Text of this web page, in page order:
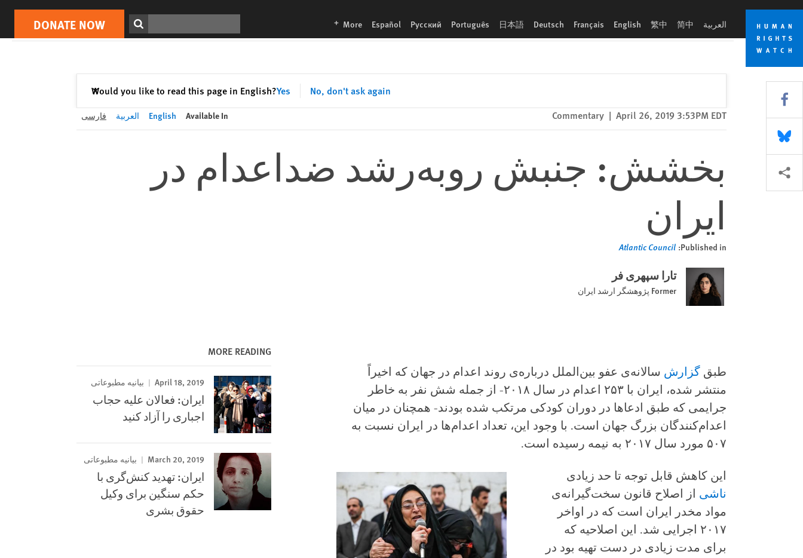
Skip
cookie
privacy
notice
Skip
main
content
العربية 简中
繁中
English
Français
Deutsch
日本語
Português
Русский
Español
More
languages
DONATE NOW
Would you like to read this page in English?Yes No, don't ask again
✕Close
Print
DONATE NOW
April 26, 2019 3:53PM EDT
|
Commentary
Available In
English العربية فارسی
بخشش: جنبش روبه‌رشد ضداعدام در
ایران
Published in:
Atlantic Council
تارا سپهری فر
Former پژوهشگر ارشد ایران
طبق گزارش سالانه‌ی عفو بین‌الملل درباره‌ی روند اعدام در جهان که اخیراً
منتشر شده، ایران با ۲۵۳ اعدام در سال ۲۰۱۸- از جمله شش نفر به خاطر
جرایمی که طبق ادعاها در دوران کودکی مرتکب شده بودند- همچنان در میان
اعدام‌کنندگان بزرگ جهان است. با وجود این، تعداد اعدام‌ها در ایران نسبت به
۵۰۷ مورد سال ۲۰۱۷ به نیمه رسیده است.
این کاهش قابل توجه تا حد زیادی
ناشی از اصلاح قانون سخت‌گیرانه‌ی
مواد مخدر ایران است که در اواخر
۲۰۱۷ اجرایی شد. این اصلاحیه که
برای مدت زیادی در دست تهیه بود در
MORE READING
April 18, 2019 بیانیه مطبوعاتی
ایران: فعالان علیه حجاب
اجباری را آزاد کنید
March 20, 2019 بیانیه مطبوعاتی
ایران: تهدید کنش‌گری با
‌حکم سنگین برای وکیل
حقوق بشری
Share this via Facebook
Share this via Bluesky
More sharing options